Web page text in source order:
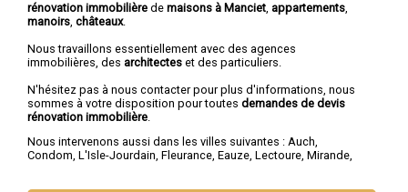
rénovation immobilière de maisons à Manciet appartements
manoirs châteaux.
Nous travaillons essentiellement avec des agences
immobilières, des architectes et des particuliers.
N'hésitez pas à nous contacter pour plus d'informations, nous
sommes à votre disposition pour toutes demandes de devis
rénovation immobilière
Nous intervenons aussi dans les villes suivantes : Auch,
Condom, L'Isle-Jourdain, Fleurance, Eauze, Lectoure, Mirande,